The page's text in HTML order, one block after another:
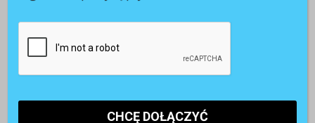
Zdobywanie nowych zleceń, zwiększenie efektywności
pracy oraz utrzymanie zatrudnienia na poziomie